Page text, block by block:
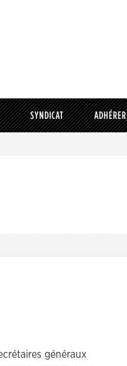
SYNDICAT ADHÉRER
généraux